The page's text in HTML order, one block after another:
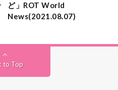
ど」ROT World
News(2021.08.07)
to Top